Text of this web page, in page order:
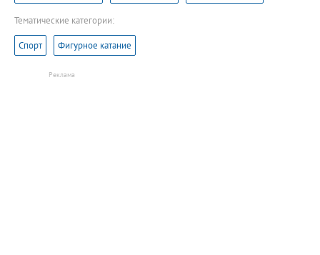
Тематические категории:
Спорт Фигурное катание